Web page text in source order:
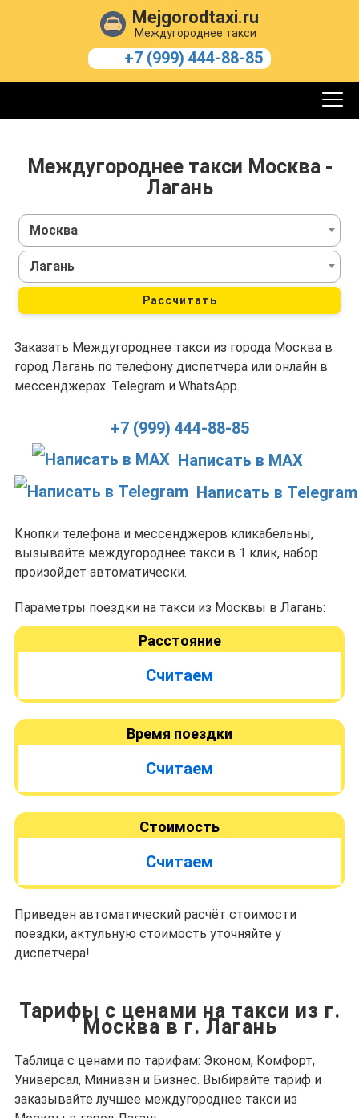
Mejgorodtaxi.ru
Междугороднее такси
+7 (999) 444-88-85
Междугороднее такси Москва -
Лагань
Москва
Лагань
Рассчитать
Заказать Междугороднее такси из города Москва в
город Лагань по телефону диспетчера или онлайн в
мессенджерах: Telegram и WhatsApp.
+7 (999) 444-88-85
Написать в MAX
Написать в Telegram
Кнопки телефона и мессенджеров кликабельны,
вызывайте междугороднее такси в 1 клик, набор
произойдет автоматически.
Параметры поездки на такси из Москвы в Лагань:
Расстояние
Считаем
Время поездки
Считаем
Стоимость
Считаем
Приведен автоматический расчёт стоимости
поездки, актульную стоимость уточняйте у
диспетчера!
Тарифы с ценами на такси из г.
Москва в г. Лагань
Таблица с ценами по тарифам: Эконом, Комфорт,
Универсал, Минивэн и Бизнес. Выбирайте тариф и
заказывайте лучшее междугороднее такси из